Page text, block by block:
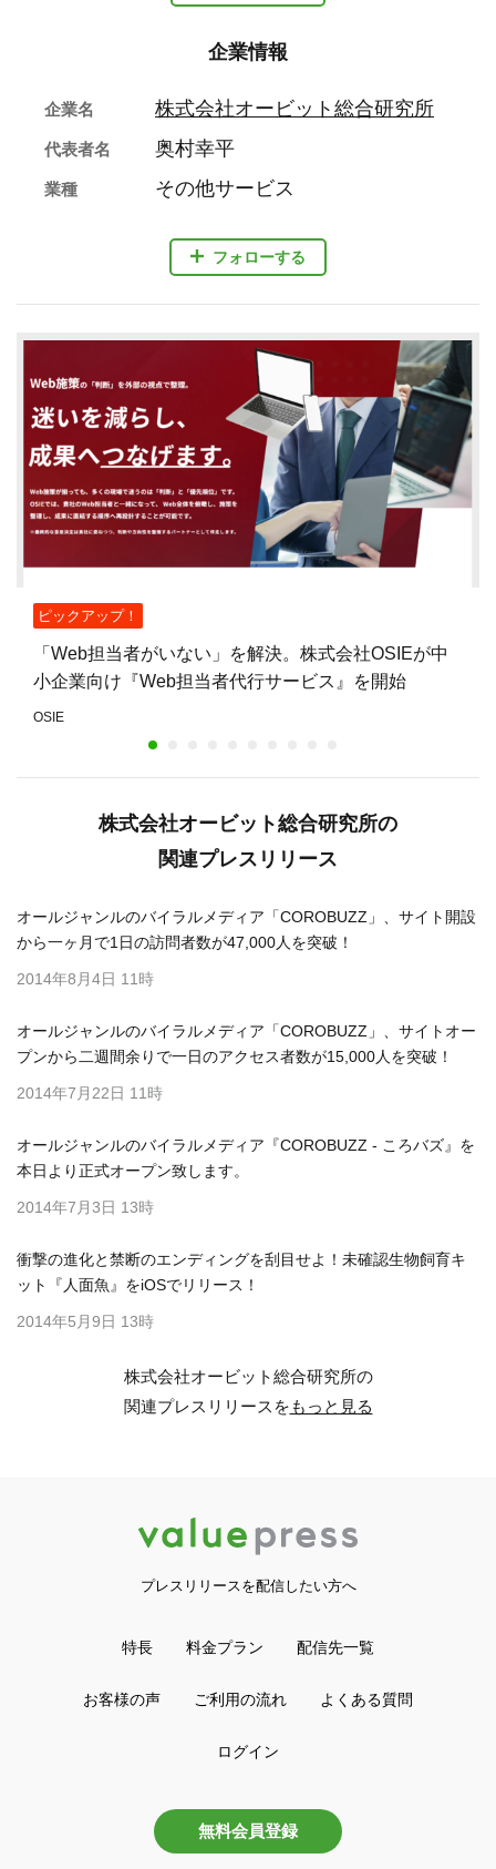
企業情報
フォローする
企業名 株式会社オービット総合研究所
代表者名 奥村幸平
業種 その他サービス
ピックアップ！
「Web担当者がいない」を解決。株式会社OSIEが中
小企業向け『Web担当者代行サービス』を開始
OSIE
株式会社オービット総合研究所の
関連プレスリリース
オールジャンルのバイラルメディア「COROBUZZ」、サイト開設
から一ヶ月で1日の訪問者数が47,000人を突破！
2014年8月4日 11時
オールジャンルのバイラルメディア「COROBUZZ」、サイトオー
プンから二週間余りで一日のアクセス者数が15,000人を突破！
2014年7月22日 11時
オールジャンルのバイラルメディア『COROBUZZ - ころバズ』を
本日より正式オープン致します。
2014年7月3日 13時
衝撃の進化と禁断のエンディングを刮目せよ！未確認生物飼育キ
ット『人面魚』をiOSでリリース！
2014年5月9日 13時
株式会社オービット総合研究所の
関連プレスリリースをもっと見る
プレスリリースを配信したい方へ
特長 料金プラン 配信先一覧
お客様の声 ご利用の流れ よくある質問
ログイン
無料会員登録